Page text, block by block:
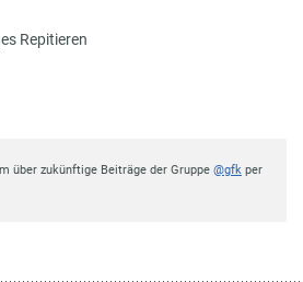
Repitieren
über zukünftige Beiträge der Gruppe @gfk per